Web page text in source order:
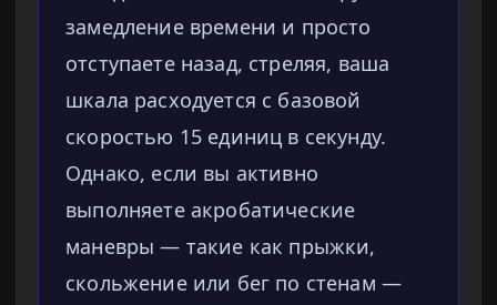
замедление времени и просто
отступаете назад, стреляя, ваша
шкала расходуется с базовой
скоростью 15 единиц в секунду.
Однако, если вы активно
выполняете акробатические
маневры — такие как прыжки,
скольжение или бег по стенам —